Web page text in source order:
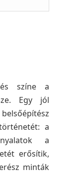
színe a
Egy jól
a
a
erősítik,
minták